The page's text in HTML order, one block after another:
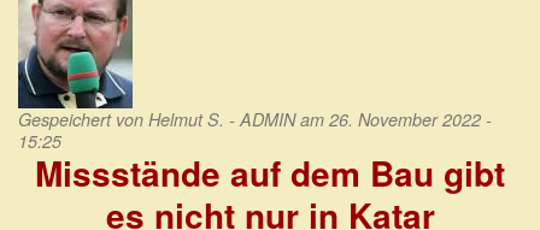
Gespeichert von Helmut S. - ADMINam 26. November 2022 -
15:25
Missstände auf dem Bau gibt
es nicht nur in Katar